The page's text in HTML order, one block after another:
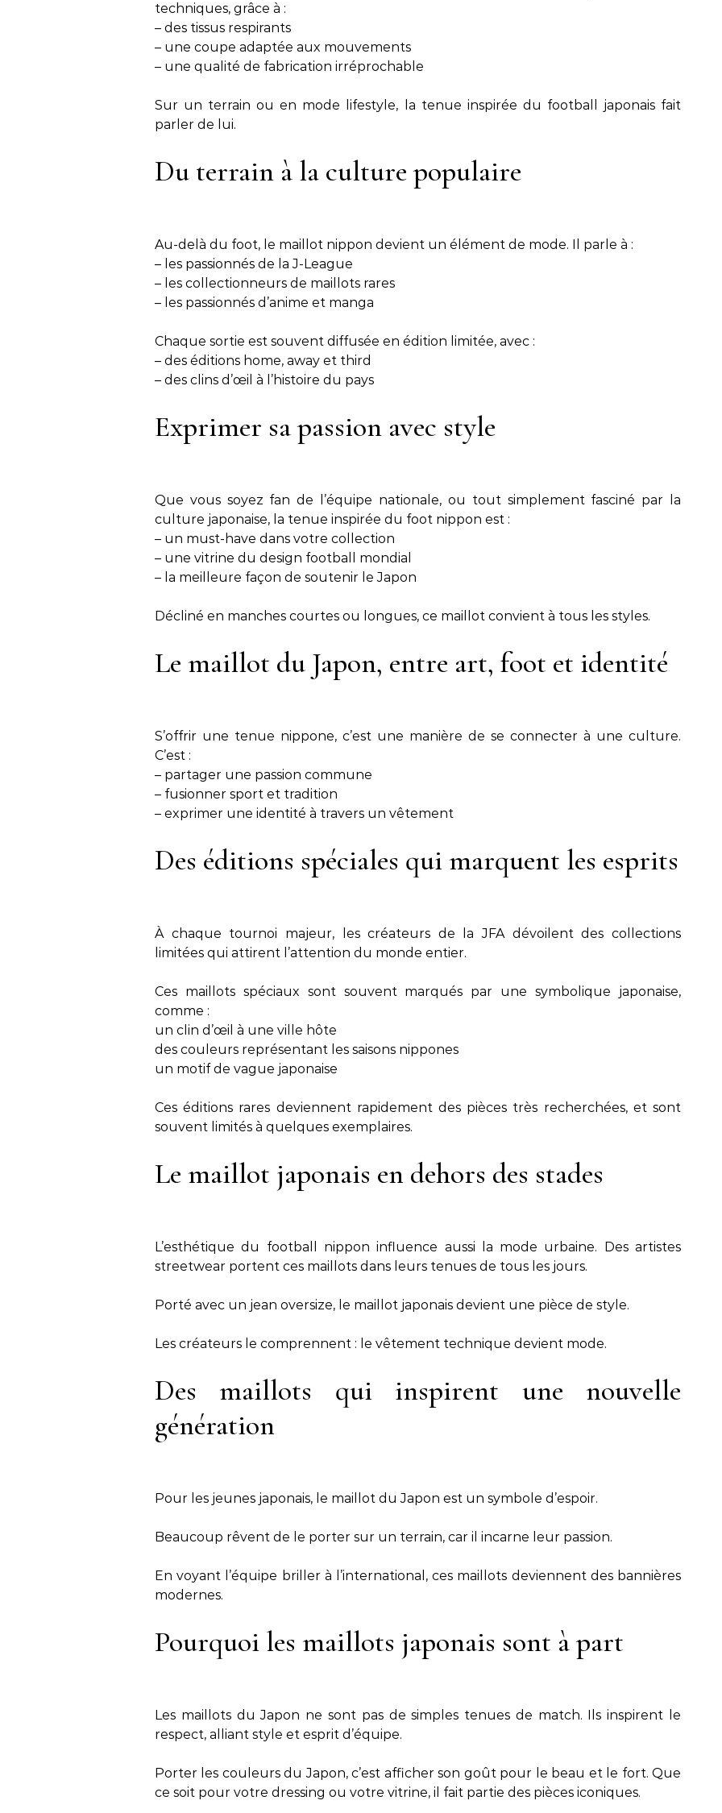
techniques, grâce à :
– des tissus respirants
– une coupe adaptée aux mouvements
– une qualité de fabrication irréprochable
Sur un terrain ou en mode lifestyle, la tenue inspirée du football japonais fait
parler de lui.
Du terrain à la culture populaire
Au-delà du foot, le maillot nippon devient un élément de mode. Il parle à :
– les passionnés de la J-League
– les collectionneurs de maillots rares
– les passionnés d’anime et manga
Chaque sortie est souvent diffusée en édition limitée, avec :
– des éditions home, away et third
– des clins d’œil à l’histoire du pays
Exprimer sa passion avec style
Que vous soyez fan de l’équipe nationale, ou tout simplement fasciné par la
culture japonaise, la tenue inspirée du foot nippon est :
– un must-have dans votre collection
– une vitrine du design football mondial
– la meilleure façon de soutenir le Japon
Décliné en manches courtes ou longues, ce maillot convient à tous les styles.
Le maillot du Japon, entre art, foot et identité
S’offrir une tenue nippone, c’est une manière de se connecter à une culture.
C’est :
– partager une passion commune
– fusionner sport et tradition
– exprimer une identité à travers un vêtement
Des éditions spéciales qui marquent les esprits
À chaque tournoi majeur, les créateurs de la JFA dévoilent des collections
limitées qui attirent l’attention du monde entier.
Ces maillots spéciaux sont souvent marqués par une symbolique japonaise,
comme :
un clin d’œil à une ville hôte
des couleurs représentant les saisons nippones
un motif de vague japonaise
Ces éditions rares deviennent rapidement des pièces très recherchées, et sont
souvent limités à quelques exemplaires.
Le maillot japonais en dehors des stades
L’esthétique du football nippon influence aussi la mode urbaine. Des artistes
streetwear portent ces maillots dans leurs tenues de tous les jours.
Porté avec un jean oversize, le maillot japonais devient une pièce de style.
Les créateurs le comprennent : le vêtement technique devient mode.
Des maillots qui inspirent une nouvelle
génération
Pour les jeunes japonais, le maillot du Japon est un symbole d’espoir.
Beaucoup rêvent de le porter sur un terrain, car il incarne leur passion.
En voyant l’équipe briller à l’international, ces maillots deviennent des bannières
modernes.
Pourquoi les maillots japonais sont à part
Les maillots du Japon ne sont pas de simples tenues de match. Ils inspirent le
respect, alliant style et esprit d’équipe.
Porter les couleurs du Japon, c’est afficher son goût pour le beau et le fort. Que
ce soit pour votre dressing ou votre vitrine, il fait partie des pièces iconiques.